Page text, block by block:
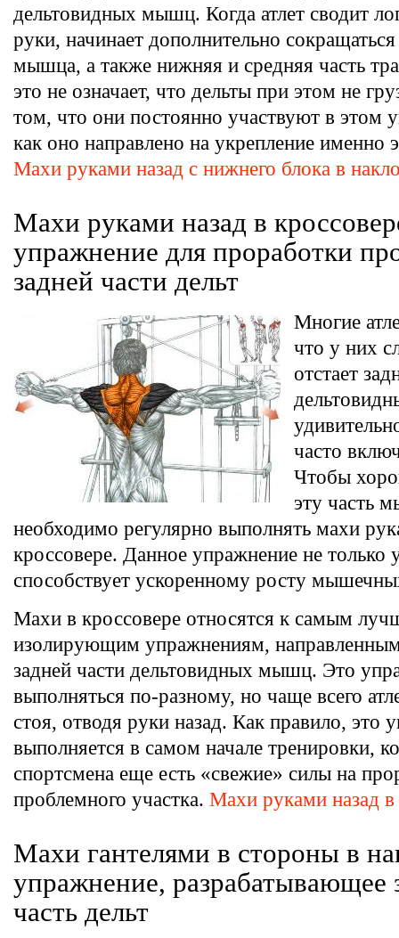
дельтовидных мышц. Когда атлет сводит
руки, начинает дополнительно
мышца, а также нижняя и средняя часть
это не означает, что дельты при этом не
том, что они постоянно участвуют в этом
как оно направлено на укрепление
Махи руками назад с нижнего блока в
Махи руками назад в
упражнение для проработки
задней части дельт
Многие
что у них
отстает
часто
Чтобы
эту часть
необходимо регулярно выполнять махи
кроссовере. Данное упражнение не только
способствует ускоренному росту
Махи в кроссовере относятся к самым
изолирующим упражнениям,
задней части дельтовидных мышц. Это
выполняться по-разному, но чаще всего
стоя, отводя руки назад. Как правило, это
выполняется в самом начале тренировки,
спортсмена еще есть «свежие» силы на
проблемного участка. Махи руками назад
Махи гантелями в стороны в
упражнение,
часть дельт